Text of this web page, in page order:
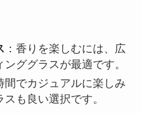
：香りを楽しむには、広
ググラスが最適です。
間でカジュアルに楽しみ
も良い選択です。